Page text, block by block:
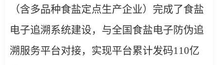
（含多品种食盐定点生产企业）完成了食盐
电子追溯系统建设，与全国食盐电子防伪追
溯服务平台对接，实现平台累计发码110亿